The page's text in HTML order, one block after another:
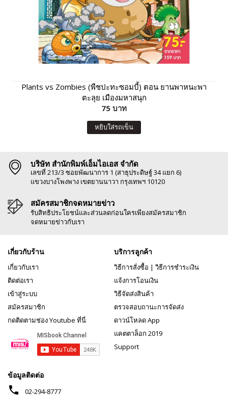
Plants vs Zombies (พืชปะทะซอมบี้) ตอน ยานพาหนะพา
ตะลุย เมืองมหาสนุก
75 บาท
หยิบใส่รถเข็น
บริษัท สำนักพิมพ์เอ็มไอเอส จำกัด
เลขที่ 213/3 ซอยพัฒนาการ 1 (สาธุประดิษฐ์ 34 แยก 6)
แขวงบางโพงพาง เขตยานนาวา กรุงเทพฯ 10120
สมัครสมาชิกจดหมายข่าว
รับสิทธิประโยชน์และส่วนลดก่อนใครเพียงสมัครสมาชิก
จดหมายข่าวกับเรา
เกี่ยวกับร้าน
เกี่ยวกับเรา
ติดต่อเรา
เข้าสู่ระบบ
สมัครสมาชิก
กดติดตามช่อง Youtube ที่นี่
บริการลูกค้า
วิธีการสั่งซื้อ | วิธีการชำระเงิน
แจ้งการโอนเงิน
วิธีจัดส่งสินค้า
ตรวจสอบถานะการจัดส่ง
ดาวน์โหลด App
แคตตาล็อก 2019
Support
ข้อมูลติดต่อ
phone 02-294-8777